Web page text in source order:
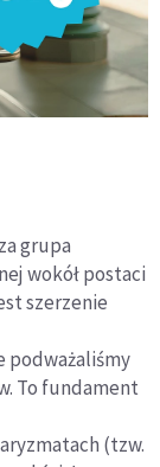
grupa
wokół postaci
szerzenie
podważaliśmy
To fundament
(tzw.